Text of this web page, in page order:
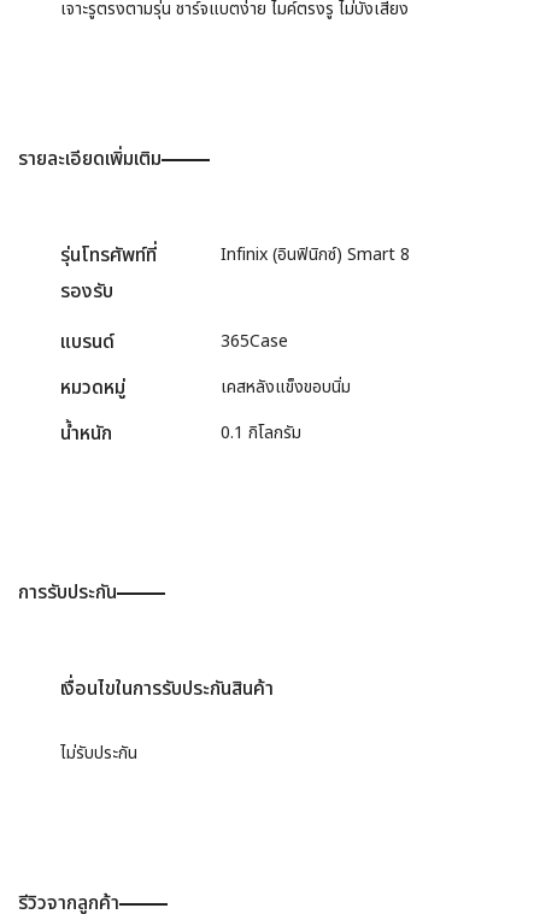
เจาะรูตรงตามรุ่น ชาร์จแบตง่าย ไมค์ตรงรู ไม่บังเสียง
รายละเอียดเพิ่มเติม
รุ่นโทรศัพท์ที่
รองรับ
Infinix (อินฟินิกซ์) Smart 8
แบรนด์ 365Case
หมวดหมู่ เคสหลังแข็งขอบนิ่ม
น้ำหนัก 0.1 กิโลกรัม
การรับประกัน
เงื่อนไขในการรับประกันสินค้า
ไม่รับประกัน
รีวิวจากลูกค้า